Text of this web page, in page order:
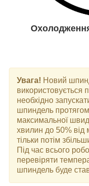
Увага! Новий
використовується
необхідно
шпиндель
максимальної
хвилин до 50% від
тільки потім
Під час всього
перевіряти
шпиндель буде